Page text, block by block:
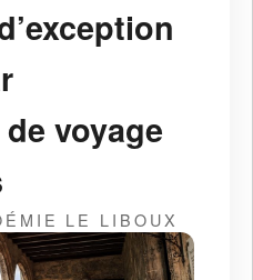
voyage
LE LIBOUX